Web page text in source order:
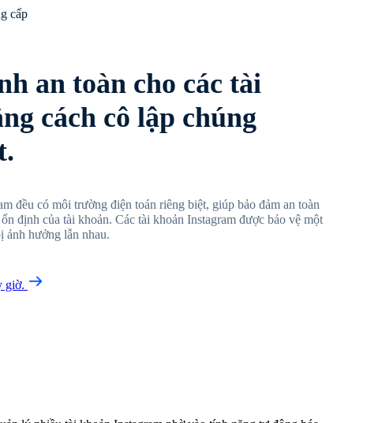
cấp
an toàn cho các tài
cách cô lập chúng
đều có môi trường điện toán riêng biệt, giúp bảo đảm an toàn
định của tài khoản. Các tài khoản Instagram được bảo vệ một
ảnh hưởng lẫn nhau.
giờ.